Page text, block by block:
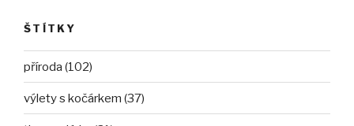
ŠTÍTKY
příroda (102)
výlety s kočárkem (37)